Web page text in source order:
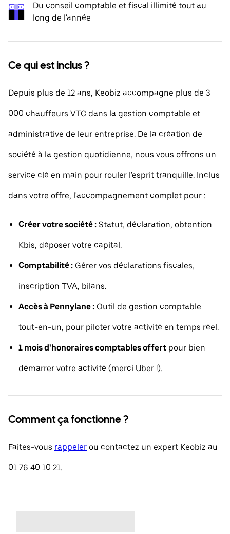
Du conseil comptable et fiscal illimité tout au
long de l'année
Ce qui est inclus ?
Depuis plus de 12 ans, Keobiz accompagne plus de 3
000 chauffeurs VTC dans la gestion comptable et
administrative de leur entreprise. De la création de
société à la gestion quotidienne, nous vous offrons un
service clé en main pour rouler l'esprit tranquille. Inclus
dans votre offre, l'accompagnement complet pour :
Créer votre société : Statut, déclaration, obtention
Kbis, déposer votre capital.
Comptabilité : Gérer vos déclarations fiscales,
inscription TVA, bilans.
Accès à Pennylane : Outil de gestion comptable
tout-en-un, pour piloter votre activité en temps réel.
1 mois d'honoraires comptables offert pour bien
démarrer votre activité (merci Uber !).
Comment ça fonctionne ?
Faites-vous rappeler ou contactez un expert Keobiz au
01 76 40 10 21.